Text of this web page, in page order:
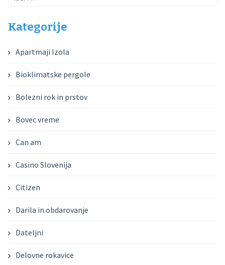
Kategorije
Apartmaji Izola
Bioklimatske pergole
Bolezni rok in prstov
Bovec vreme
Can am
Casino Slovenija
Citizen
Darila in obdarovanje
Dateljni
Delovne rokavice